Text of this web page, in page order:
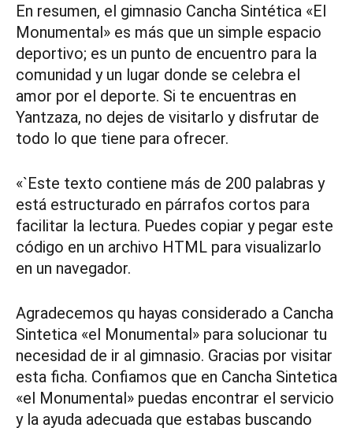
En resumen, el gimnasio Cancha Sintética «El
Monumental» es más que un simple espacio
deportivo; es un punto de encuentro para la
comunidad y un lugar donde se celebra el
amor por el deporte. Si te encuentras en
Yantzaza, no dejes de visitarlo y disfrutar de
todo lo que tiene para ofrecer.
«`Este texto contiene más de 200 palabras y
está estructurado en párrafos cortos para
facilitar la lectura. Puedes copiar y pegar este
código en un archivo HTML para visualizarlo
en un navegador.
Agradecemos qu hayas considerado a Cancha
Sintetica «el Monumental» para solucionar tu
necesidad de ir al gimnasio. Gracias por visitar
esta ficha. Confiamos que en Cancha Sintetica
«el Monumental» puedas encontrar el servicio
y la ayuda adecuada que estabas buscando